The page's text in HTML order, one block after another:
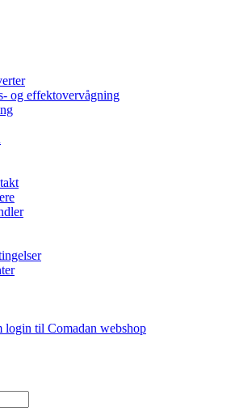
og effektovervågning
login til Comadan webshop